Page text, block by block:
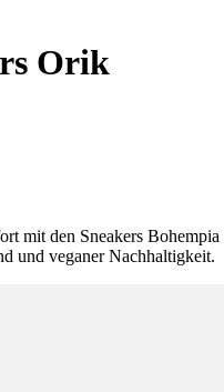
Orik
mit den Sneakers Bohempia
und veganer Nachhaltigkeit.